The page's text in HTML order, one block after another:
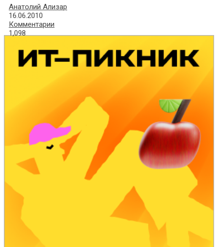
Анатолий Ализар
16.06.2010
Комментарии
1,098